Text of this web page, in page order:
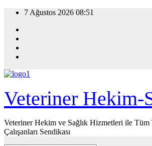
Skip
content
7 Ağustos 2026 08:51
Veteriner Hekim-
Veteriner Hekim ve Sağlık Hizmetleri ile Tüm
Çalışanları Sendikası